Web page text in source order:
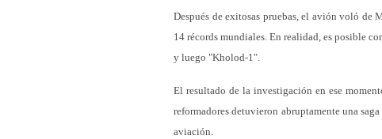
Después de exitosas pruebas, el avión voló de
14 récords mundiales. En realidad, es posible
y luego "Kholod-1".
El resultado de la investigación en ese
reformadores detuvieron abruptamente una
aviación.